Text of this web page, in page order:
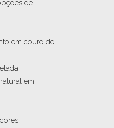
de
em couro de
em